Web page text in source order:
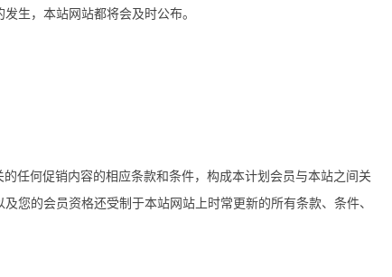
生，本站网站都将会及时公布。
任何促销内容的相应条款和条件，构成本计划会员与本站之间关
您的会员资格还受制于本站网站上时常更新的所有条款、条件、